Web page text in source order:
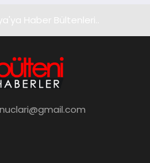
Haber Bültenleri..